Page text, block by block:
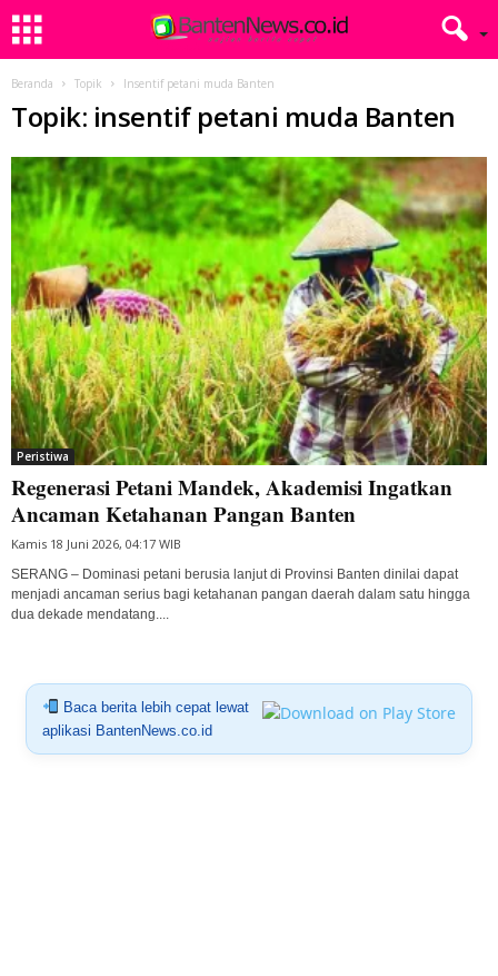
Beranda Topik Insentif petani muda Banten
Topik: insentif petani muda Banten
Peristiwa
Regenerasi Petani Mandek, Akademisi Ingatkan
Ancaman Ketahanan Pangan Banten
Kamis 18 Juni 2026, 04:17 WIB
SERANG – Dominasi petani berusia lanjut di Provinsi Banten dinilai dapat
menjadi ancaman serius bagi ketahanan pangan daerah dalam satu hingga
dua dekade mendatang....
Baca berita lebih cepat lewat
aplikasi BantenNews.co.id